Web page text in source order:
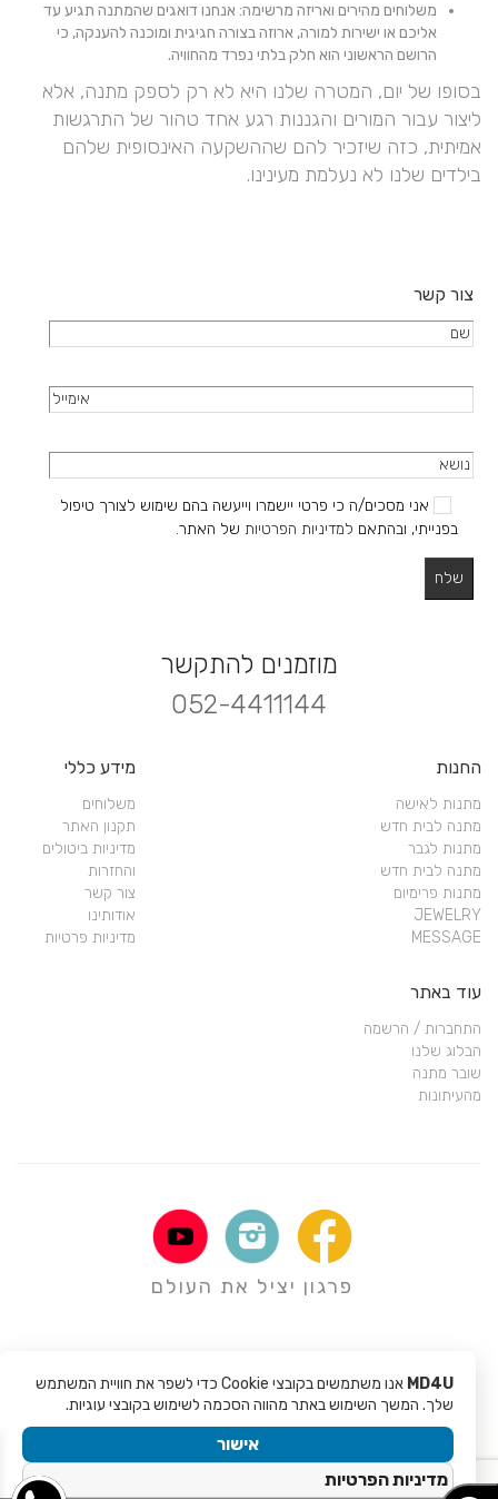
משלוחים מהירים ואריזה מרשימה: אנחנו דואגים שהמתנה תגיע עד
אליכם או ישירות למורה, ארוזה בצורה חגיגית ומוכנה להענקה, כי
הרושם הראשוני הוא חלק בלתי נפרד מהחוויה.
בסופו של יום, המטרה שלנו היא לא רק לספק מתנה, אלא
ליצור עבור המורים והגננות רגע אחד טהור של התרגשות
אמיתית, כזה שיזכיר להם שההשקעה האינסופית שלהם
בילדים שלנו לא נעלמת מעינינו.
צור קשר
אני מסכים/ה כי פרטי יישמרו וייעשה בהם שימוש לצורך טיפול
בפנייתי, ובהתאם למדיניות הפרטיות של האתר.
מוזמנים להתקשר
052-4411144
החנות
מתנות לאישה
מתנה לבית חדש
מתנות לגבר
מתנה לבית חדש
מתנות פרימיום
JEWELRY
MESSAGE
מידע כללי
משלוחים
תקנון האתר
מדיניות ביטולים
והחזרות
צור קשר
אודותינו
מדיניות פרטיות
עוד באתר
התחברות / הרשמה
הבלוג שלנו
שובר מתנה
מהעיתונות
פרגון יציל את העולם
Copyright © 2017 - Mali Rochman MD4U
EveryDay Coding
MD4U
אנו משתמשים בקובצי Cookie כדי לשפר את חוויית המשתמש
שלך. המשך השימוש באתר מהווה הסכמה לשימוש בקובצי עוגיות.
אישור
מדיניות הפרטיות